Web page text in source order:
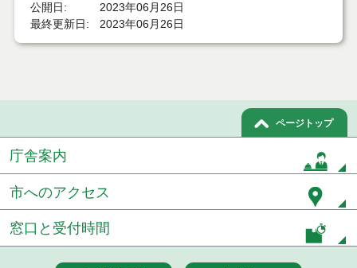
令和５年６月２３日執行 委託・賃貸借等入札結果
令和５年6月１６日執行 委託・賃貸借等見積徴取結
令和５年６月１６日執行 委託・賃貸借等入札結果
令和５年６月９日執行 委託・賃貸借等入札結果
令和５年6月7日執行 委託・賃貸借等見積徴取結果
公開日
2023年06月26日
最終更新日
2023年06月26日
ページトップ
庁舎案内
市へのアクセス
窓口と受付時間